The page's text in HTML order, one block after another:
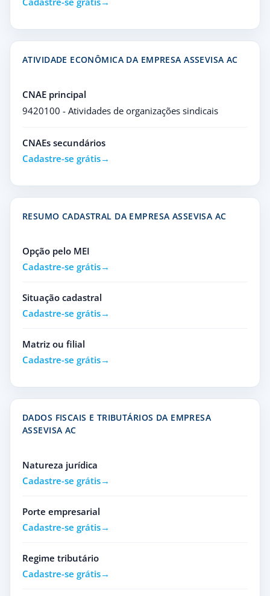
ATIVIDADE ECONÔMICA DA EMPRESA ASSEVISA AC
CNAE principal
9420100 - Atividades de organizações sindicais
CNAEs secundários
Cadastre-se grátis
RESUMO CADASTRAL DA EMPRESA ASSEVISA AC
Opção pelo MEI
Cadastre-se grátis
Situação cadastral
Cadastre-se grátis
Matriz ou filial
Cadastre-se grátis
DADOS FISCAIS E TRIBUTÁRIOS DA EMPRESA
ASSEVISA AC
Natureza jurídica
Cadastre-se grátis
Porte empresarial
Cadastre-se grátis
Regime tributário
Cadastre-se grátis